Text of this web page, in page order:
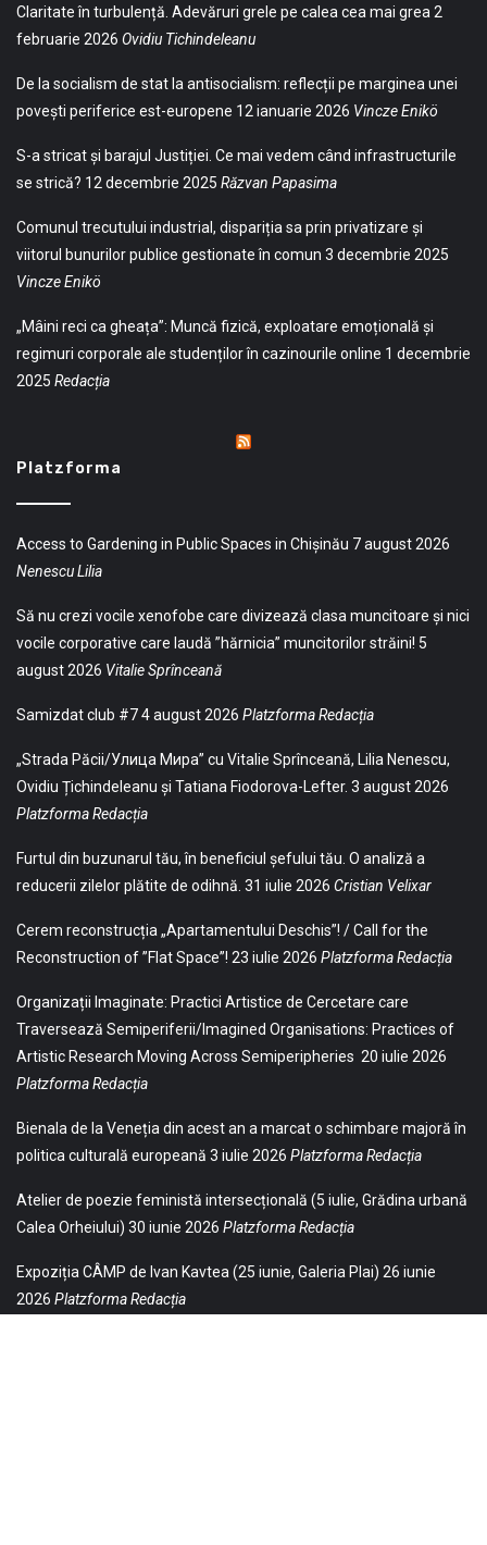
Claritate în turbulență. Adevăruri grele pe calea cea mai grea 2
februarie 2026 Ovidiu Tichindeleanu
De la socialism de stat la antisocialism: reflecții pe marginea unei
povești periferice est-europene 12 ianuarie 2026 Vincze Enikö
S-a stricat și barajul Justiției. Ce mai vedem când infrastructurile
se strică? 12 decembrie 2025 Răzvan Papasima
Comunul trecutului industrial, dispariția sa prin privatizare și
viitorul bunurilor publice gestionate în comun 3 decembrie 2025
Vincze Enikö
„Mâini reci ca gheața”: Muncă fizică, exploatare emoțională și
regimuri corporale ale studenților în cazinourile online 1 decembrie
2025 Redacția
Platzforma
Access to Gardening in Public Spaces in Chișinău 7 august 2026
Nenescu Lilia
Să nu crezi vocile xenofobe care divizează clasa muncitoare și nici
vocile corporative care laudă ”hărnicia” muncitorilor străini! 5
august 2026 Vitalie Sprînceană
Samizdat club #74 august 2026 Platzforma Redacția
„Strada Păcii/Улица Мира” cu Vitalie Sprînceană, Lilia Nenescu,
Ovidiu Țichindeleanu și Tatiana Fiodorova-Lefter. 3 august 2026
Platzforma Redacția
Furtul din buzunarul tău, în beneficiul șefului tău. O analiză a
reducerii zilelor plătite de odihnă. 31 iulie 2026 Cristian Velixar
Cerem reconstrucția „Apartamentului Deschis”! / Call for the
Reconstruction of ”Flat Space”! 23 iulie 2026 Platzforma Redacția
Organizații Imaginate: Practici Artistice de Cercetare care
Traversează Semiperiferii/Imagined Organisations: Practices of
Artistic Research Moving Across Semiperipheries 20 iulie 2026
Platzforma Redacția
Bienala de la Veneția din acest an a marcat o schimbare majoră în
politica culturală europeană 3 iulie 2026 Platzforma Redacția
Atelier de poezie feministă intersecțională (5 iulie, Grădina urbană
Calea Orheiului) 30 iunie 2026 Platzforma Redacția
Expoziția CÂMP de Ivan Kavtea (25 iunie, Galeria Plai) 26 iunie
2026 Platzforma Redacția